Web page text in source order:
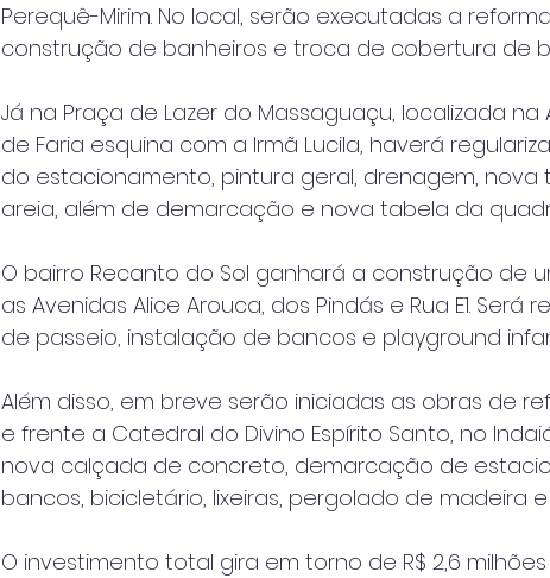
Perequê-Mirim. No local, serão executadas a
construção de banheiros e troca de cobertura de
Já na Praça de Lazer do Massaguaçu, localizada na
de Faria esquina com a Irmã Lucila, haverá
do estacionamento, pintura geral, drenagem,
areia, além de demarcação e nova tabela da
O bairro Recanto do Sol ganhará a construção de
as Avenidas Alice Arouca, dos Pindás e Rua E1. Será
de passeio, instalação de bancos e playground
Além disso, em breve serão iniciadas as obras de
e frente a Catedral do Divino Espírito Santo, no
nova calçada de concreto, demarcação de
bancos, bicicletário, lixeiras, pergolado de madeira
O investimento total gira em torno de R$ 2,6